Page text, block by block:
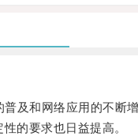
和网络应用的不断增
的要求也日益提高。